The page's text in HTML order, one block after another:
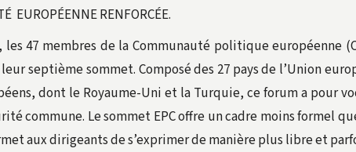
EUROPÉENNE RENFORCÉE.
les 47 membres de la Communauté politique européenne
septième sommet. Composé des 27 pays de l’Union
dont le Royaume-Uni et la Turquie, ce forum a pour
commune. Le sommet EPC offre un cadre moins formel
aux dirigeants de s’exprimer de manière plus libre et